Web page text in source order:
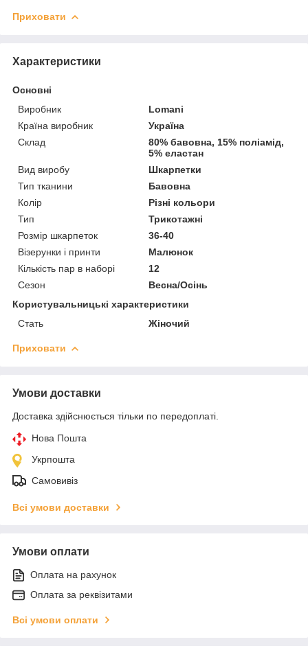
Приховати
Характеристики
Основні
Виробник
Lomani
Країна виробник
Україна
Склад
80% бавовна, 15% поліамід,
5% еластан
Вид виробу
Шкарпетки
Тип тканини
Бавовна
Колір
Різні кольори
Тип
Трикотажні
Розмір шкарпеток
36-40
Візерунки і принти
Малюнок
Кількість пар в наборі
12
Сезон
Весна/Осінь
Користувальницькі характеристики
Стать
Жіночий
Приховати
Умови доставки
Доставка здійснюється тільки по передоплаті.
Нова Пошта
Укрпошта
Самовивіз
Всі умови доставки
Умови оплати
Оплата на рахунок
Оплата за реквізитами
Всі умови оплати